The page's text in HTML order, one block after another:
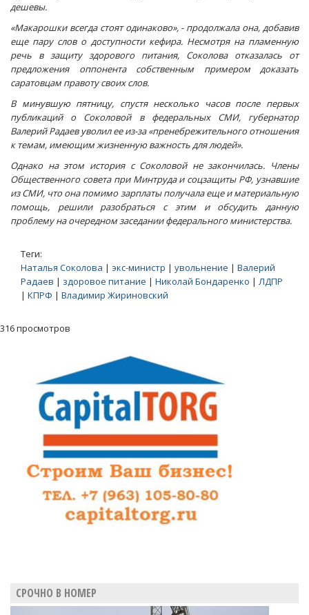
дешевы.
«Макарошки всегда стоят одинаково», - продолжала она, добавив
еще пару слов о доступности кефира. Несмотря на пламенную
речь в защиту здорового питания, Соколова отказалась от
предложения оппонента собственным примером доказать
саратовцам правоту своих слов.
В минувшую пятницу, спустя несколько часов после первых
публикаций о Соколовой в федеральных СМИ, губернатор
Валерий Радаев уволил ее из-за «пренебрежительного отношения
к темам, имеющим жизненную важность для людей».
Однако на этом история с Соколовой не закончилась. Члены
Общественного совета при Минтруда и соцзащиты РФ, узнавшие
из СМИ, что она помимо зарплаты получала еще и материальную
помощь, решили разобраться с этим и обсудить данную
проблему на очередном заседании федерального министерства.
Теги:
Наталья Соколова | экс-министр | увольнение | Валерий
Радаев | здоровое питание | Николай Бондаренко | ЛДПР
| КПРФ | Владимир Жириновский
316 просмотров
СРОЧНО В НОМЕР